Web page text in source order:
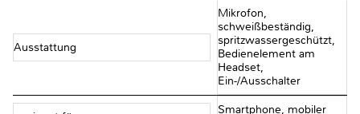
Ausstattung
Mikrofon,
schweißbeständig,
spritzwassergeschützt,
Bedienelement am
Headset,
Ein-/Ausschalter
Smartphone, mobiler